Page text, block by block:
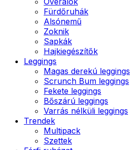
Fürdőruhák
Alsónemű
Zoknik
Sapkák
Hajkiegészítők
Leggings
Magas derekú leggings
Scrunch Bum leggings
Fekete leggings
Bőszárú leggings
Varrás nélküli leggings
Trendek
Multipack
Szettek